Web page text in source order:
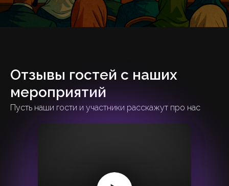
Отзывы гостей с наших
мероприятий
Пусть наши гости и участники расскажут про нас